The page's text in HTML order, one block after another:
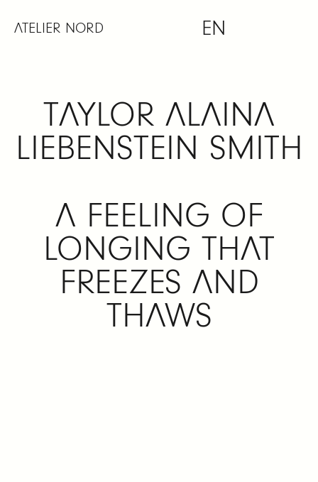
ATELIER NORD EN
TAYLOR ALAINA
LIEBENSTEIN SMITH
A FEELING OF
LONGING THAT
FREEZES AND
THAWS